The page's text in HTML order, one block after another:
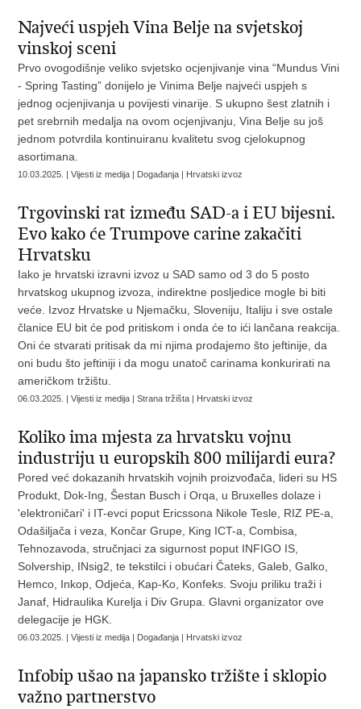
Najveći uspjeh Vina Belje na svjetskoj
vinskoj sceni
Prvo ovogodišnje veliko svjetsko ocjenjivanje vina “Mundus Vini
- Spring Tasting” donijelo je Vinima Belje najveći uspjeh s
jednog ocjenjivanja u povijesti vinarije. S ukupno šest zlatnih i
pet srebrnih medalja na ovom ocjenjivanju, Vina Belje su još
jednom potvrdila kontinuiranu kvalitetu svog cjelokupnog
asortimana.
10.03.2025. | Vijesti iz medija | Događanja | Hrvatski izvoz
Trgovinski rat između SAD-a i EU bijesni.
Evo kako će Trumpove carine zakačiti
Hrvatsku
Iako je hrvatski izravni izvoz u SAD samo od 3 do 5 posto
hrvatskog ukupnog izvoza, indirektne posljedice mogle bi biti
veće. Izvoz Hrvatske u Njemačku, Sloveniju, Italiju i sve ostale
članice EU bit će pod pritiskom i onda će to ići lančana reakcija.
Oni će stvarati pritisak da mi njima prodajemo što jeftinije, da
oni budu što jeftiniji i da mogu unatoč carinama konkurirati na
američkom tržištu.
06.03.2025. | Vijesti iz medija | Strana tržišta | Hrvatski izvoz
Koliko ima mjesta za hrvatsku vojnu
industriju u europskih 800 milijardi eura?
Pored već dokazanih hrvatskih vojnih proizvođača, lideri su HS
Produkt, Dok-Ing, Šestan Busch i Orqa, u Bruxelles dolaze i
'elektroničari' i IT-evci poput Ericssona Nikole Tesle, RIZ PE-a,
Odašiljača i veza, Končar Grupe, King ICT-a, Combisa,
Tehnozavoda, stručnjaci za sigurnost poput INFIGO IS,
Solvership, INsig2, te tekstilci i obućari Čateks, Galeb, Galko,
Hemco, Inkop, Odjeća, Kap-Ko, Konfeks. Svoju priliku traži i
Janaf, Hidraulika Kurelja i Div Grupa. Glavni organizator ove
delegacije je HGK.
06.03.2025. | Vijesti iz medija | Događanja | Hrvatski izvoz
Infobip ušao na japansko tržište i sklopio
važno partnerstvo